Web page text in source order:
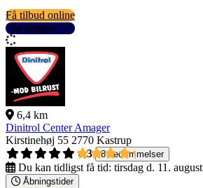
Få tilbud online
Se detaljer
6,4 km
Dinitrol Center Amager
Kirstinehøj 55 2770 Kastrup
4,3
8 bedømmelser
Du kan tidligst få tid: tirsdag d. 11. august
Åbningstider